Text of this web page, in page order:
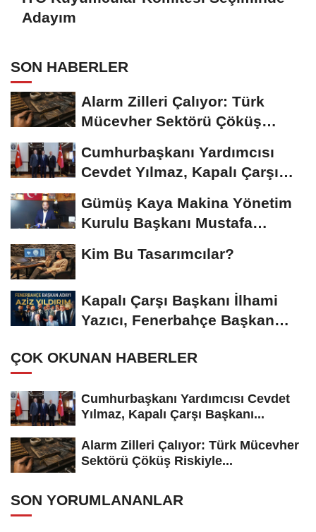
Adayım
SON HABERLER
Alarm Zilleri Çalıyor: Türk
Mücevher Sektörü Çöküş
Cumhurbaşkanı Yardımcısı
Cevdet Yılmaz, Kapalı Çarşı
Gümüş Kaya Makina Yönetim
Kurulu Başkanı Mustafa
Kim Bu Tasarımcılar?
Kapalı Çarşı Başkanı İlhami
Yazıcı, Fenerbahçe Başkan
ÇOK OKUNAN HABERLER
Cumhurbaşkanı Yardımcısı Cevdet
Yılmaz, Kapalı Çarşı Başkanı...
Alarm Zilleri Çalıyor: Türk Mücevher
Sektörü Çöküş Riskiyle...
SON YORUMLANANLAR